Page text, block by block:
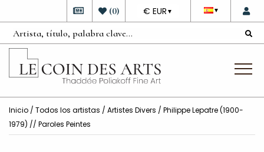
▼
DEVISE
€ EUR ▼
(0)
Inicio / Todos los artistas / Artistes Divers / Philippe Lepatre (1900-
1979) // Paroles Peintes